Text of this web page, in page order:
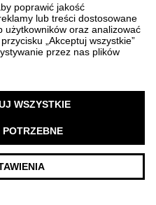
Jazdy
Assist
pola
Stop & Go
poprawić jakość
lub treści dostosowane
użytkowników oraz analizować
„Akceptuj wszystkie”
przez nas plików
WSZYSTKIE